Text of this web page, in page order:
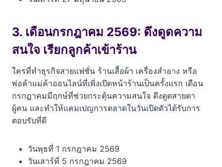
3. เดือนกรกฎาคม 2569: ดึงดูดความ
สนใจ เรียกลูกค้าเข้าร้าน
ใครที่ทำธุรกิจสายแฟชั่น ร้านเสื้อผ้า เครื่องสำอาง หรือ
พ่อค้าแม่ค้าออนไลน์ที่เพิ่งเปิดหน้าร้านเป็นครั้งแรก เดือน
กรกฎาคมมีฤกษ์ที่ช่วยกระตุ้นความสนใจ ดึงดูดสายตา
ผู้คน และทำให้แคมเปญการตลาดในวันเปิดตัวได้รับการ
ตอบรับที่ดี
วันพุธที่ 1 กรกฎาคม 2569
วันเสาร์ที่ 5 กรกฎาคม 2569